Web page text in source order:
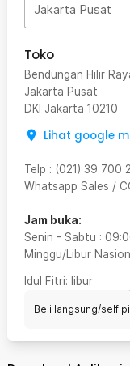
Jakarta Pusat
Toko
Bendungan Hilir
Jakarta Pusat
DKI Jakarta 10210
Lihat google
Telp : (021) 39 700
Whatsapp Sales /
Jam buka:
Senin - Sabtu :
Minggu/Libur
Idul Fitri: libur
Beli langsung/self